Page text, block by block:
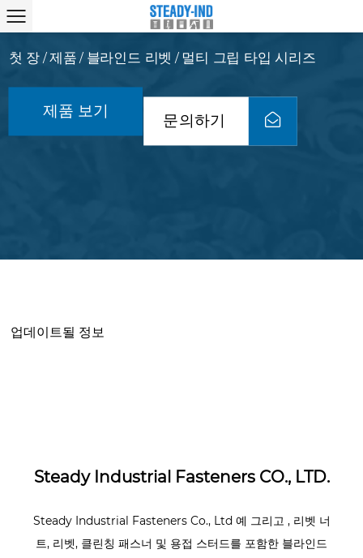
첫 장 /제품 / 블라인드 리벳 / 멀티 그립 타입 시리즈
제품 보기
문의하기
업데이트될 정보
Steady Industrial Fasteners CO., LTD.
Steady Industrial Fasteners Co., Ltd 예 그리고 , 리벳 너
트, 리벳, 클린칭 패스너 및 용접 스터드를 포함한 블라인드